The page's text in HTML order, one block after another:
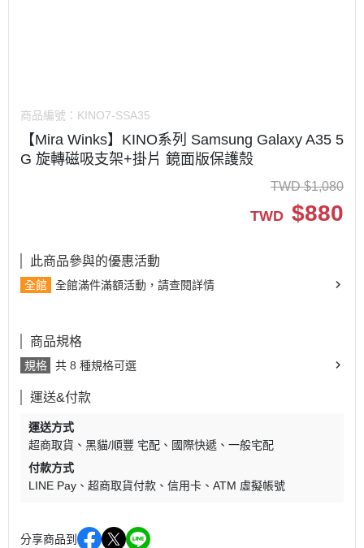
商品編號： KINO7-SSA35
【Mira Winks】KINO系列 Samsung Galaxy A35 5
G 旋轉磁吸支架+掛片 鏡面版保護殼
TWD $1,080
TWD $880
此商品參與的優惠活動
全館 全館滿件滿額活動，請查閱詳情
商品規格
規格 共 8 種規格可選
運送&付款
運送方式
超商取貨
黑貓/順豐 宅配 國際快遞
一般宅配
付款方式
LINE Pay
超商取貨付款 信用卡 ATM 虛擬帳號
分享商品到